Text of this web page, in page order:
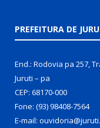
PREFEITURA DE
End.: Rodovia pa 257,
Juruti – pa
CEP: 68170-000
Fone: (93) 98408-7564
E-mail: